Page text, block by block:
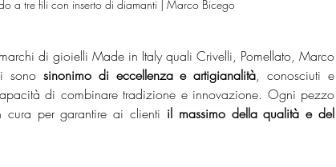
a tre fili con inserto di diamanti | Marco Bicego
di gioielli Made in Italy quali Crivelli, Pomellato, Marco
sono sinonimo di eccellenza e artigianalità
di combinare tradizione e innovazione. Ogni pezzo
cura per garantire ai clienti il massimo della qualità e del